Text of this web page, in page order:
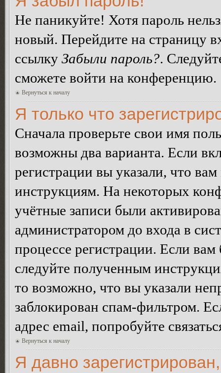
Не паникуйте! Хотя пароль
новый. Перейдите на страницу
ссылку Забыли пароль?.
сможете войти на конференцию.
Вернуться к началу
Я только что
Сначала проверьте свои имя
возможны два варианта. Если
регистрации вы указали, что
инструкциям. На некоторых
учётные записи были
администратором до входа в
процессе регистрации. Если
следуйте полученным
то возможно, что вы указали
заблокирован спам-фильтром.
адрес email, попробуйте
Вернуться к началу
Я давно